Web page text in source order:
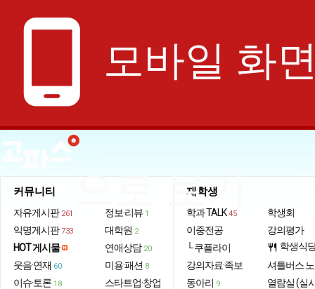
phone_android 모바일 화
으로 보기
커뮤니티
자유게시판 261
익명게시판 733
HOT 게시물
웃음·연재 60
이슈·토론 18
정보·리뷰 1
대학원 2
연애상담 20
미용·패션 8
스타트업·창업
재학생
학과 TALK 45
이중전공
└ 쿠플라이
강의자료·족보
동아리 9
학생회
강의평가
restaurant 학생식
셔틀버스
열람실 (실